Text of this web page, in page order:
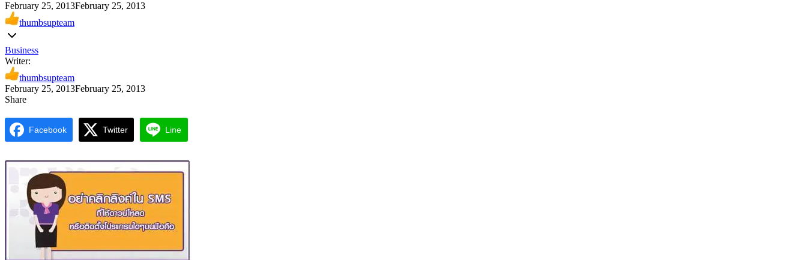
February 25, 2013February 25, 2013
thumbsupteam
Business
Writer:
thumbsupteam
February 25, 2013February 25, 2013
Share
Facebook Twitter Line